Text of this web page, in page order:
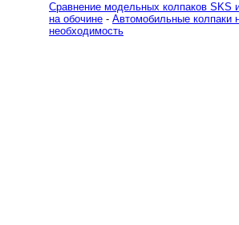
Сравнение модельных колпаков SKS
на обочине - Автомобильные колпаки
необходимость